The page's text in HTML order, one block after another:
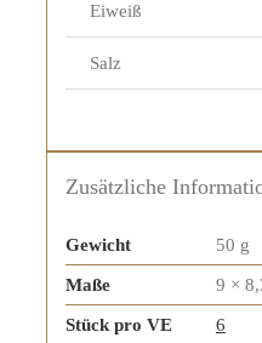
Eiweiß
Salz
Zusätzliche
Gewicht 50 g
Maße 9 ×
Stück pro VE 6